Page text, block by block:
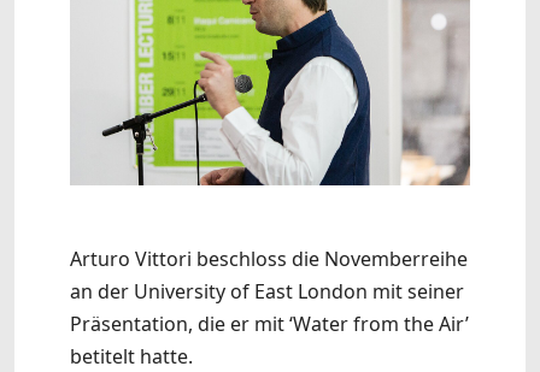
Arturo Vittori beschloss die Novemberreihe
an der University of East London mit seiner
Präsentation, die er mit ‘Water from the Air’
betitelt hatte.